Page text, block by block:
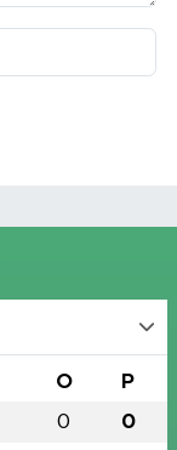
O P
0 0